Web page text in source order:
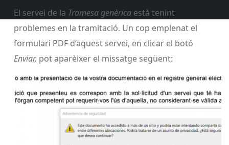
El servei de laTramesa genèricaestà tenint
problemes en la tramitació. Un cop emplenat el
formulari PDF d’aquest servei, en clicar el botó